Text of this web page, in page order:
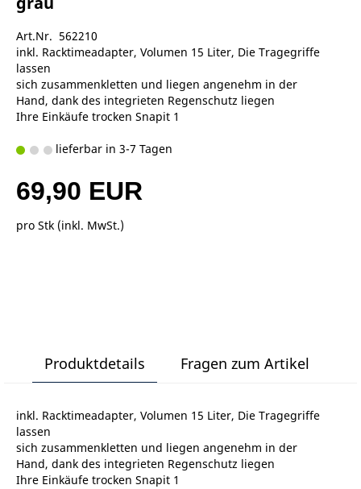
Art.Nr. 562210
inkl. Racktimeadapter, Volumen 15 Liter, Die Tragegriffe
lassen
sich zusammenkletten und liegen angenehm in der
Hand, dank des integrieten Regenschutz liegen
Ihre Einkäufe trocken Snapit 1
lieferbar in 3-7 Tagen
69,90 EUR
pro Stk (inkl. MwSt.)
Produktdetails Fragen zum Artikel
inkl. Racktimeadapter, Volumen 15 Liter, Die Tragegriffe
lassen
sich zusammenkletten und liegen angenehm in der
Hand, dank des integrieten Regenschutz liegen
Ihre Einkäufe trocken Snapit 1